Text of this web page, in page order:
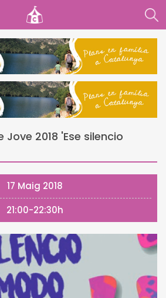
2018 'Ese silencio
17 Maig 2018
21:00-22:30h